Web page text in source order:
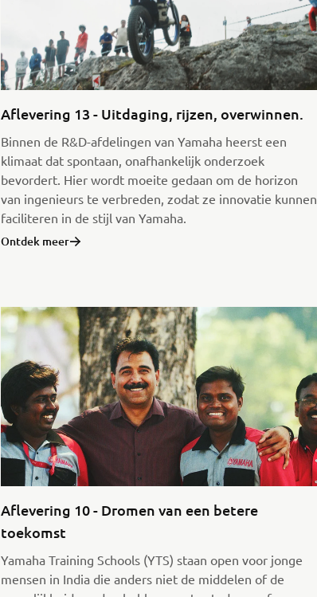
Aflevering 13 - Uitdaging, rijzen, overwinnen.
Binnen de R&D-afdelingen van Yamaha heerst een
klimaat dat spontaan, onafhankelijk onderzoek
bevordert. Hier wordt moeite gedaan om de horizon
van ingenieurs te verbreden, zodat ze innovatie kunnen
faciliteren in de stijl van Yamaha.
Ontdek meer
Aflevering 10 - Dromen van een betere
toekomst
Yamaha Training Schools (YTS) staan open voor jonge
mensen in India die anders niet de middelen of de